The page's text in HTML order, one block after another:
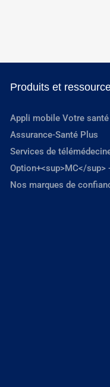
Produits et
Appli mobile Votre santé
Assurance-Santé Plus
Services de
Option+<sup>MC</sup>
Nos marques de